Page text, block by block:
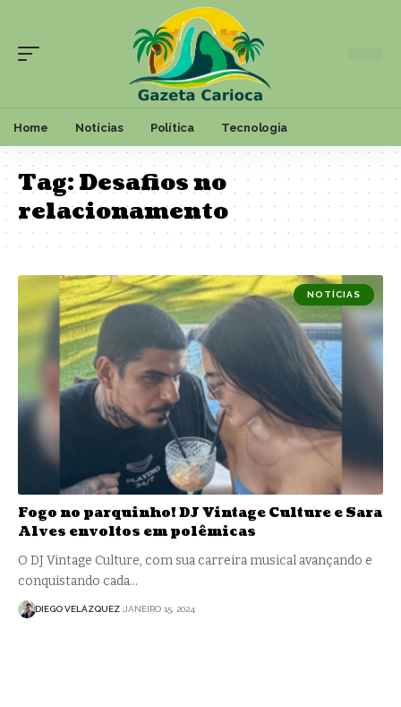
Home Notícias Política Tecnologia
Tag:Desafios no
relacionamento
NOTÍCIAS
Fogo no parquinho! DJ Vintage Culture e Sara
Alves envoltos em polêmicas
O DJ Vintage Culture, com sua carreira musical avançando e
conquistando cada…
DIEGO VELÁZQUEZ JANEIRO 15, 2024